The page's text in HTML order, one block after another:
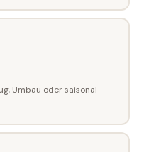
Umbau oder saisonal —